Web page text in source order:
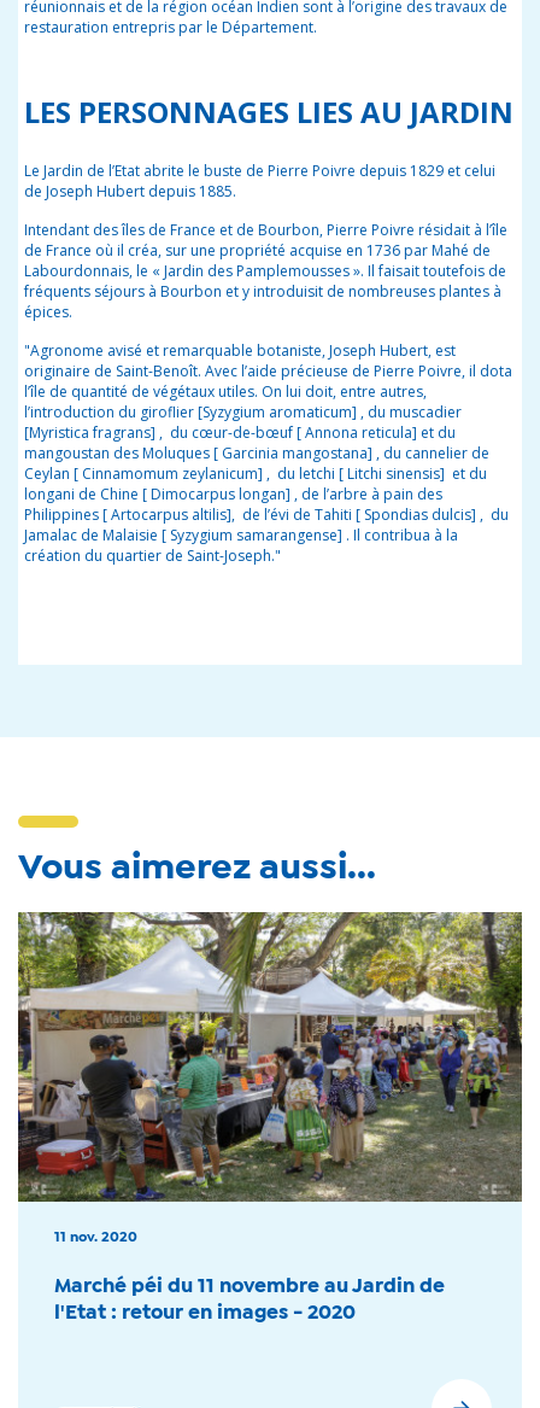
réunionnais et de la région océan Indien sont à l’origine des travaux de
restauration entrepris par le Département.
LES PERSONNAGES LIES AU JARDIN
Le Jardin de l’Etat abrite le buste de Pierre Poivre depuis 1829 et celui
de Joseph Hubert depuis 1885.
Intendant des îles de France et de Bourbon, Pierre Poivre résidait à l’île
de France où il créa, sur une propriété acquise en 1736 par Mahé de
Labourdonnais, le « Jardin des Pamplemousses ». Il faisait toutefois de
fréquents séjours à Bourbon et y introduisit de nombreuses plantes à
épices.
"Agronome avisé et remarquable botaniste, Joseph Hubert, est
originaire de Saint-Benoît. Avec l’aide précieuse de Pierre Poivre, il dota
l’île de quantité de végétaux utiles. On lui doit, entre autres,
l’introduction du giroflier [Syzygium aromaticum] , du muscadier
[Myristica fragrans] , du cœur-de-bœuf [ Annona reticula] et du
mangoustan des Moluques [ Garcinia mangostana] , du cannelier de
Ceylan [ Cinnamomum zeylanicum] , du letchi [ Litchi sinensis] et du
longani de Chine [ Dimocarpus longan] , de l’arbre à pain des
Philippines [ Artocarpus altilis], de l’évi de Tahiti [ Spondias dulcis] , du
Jamalac de Malaisie [ Syzygium samarangense] . Il contribua à la
création du quartier de Saint-Joseph."
Vous aimerez aussi...
11 nov. 2020
Marché péi du 11 novembre au Jardin de
l'Etat : retour en images - 2020